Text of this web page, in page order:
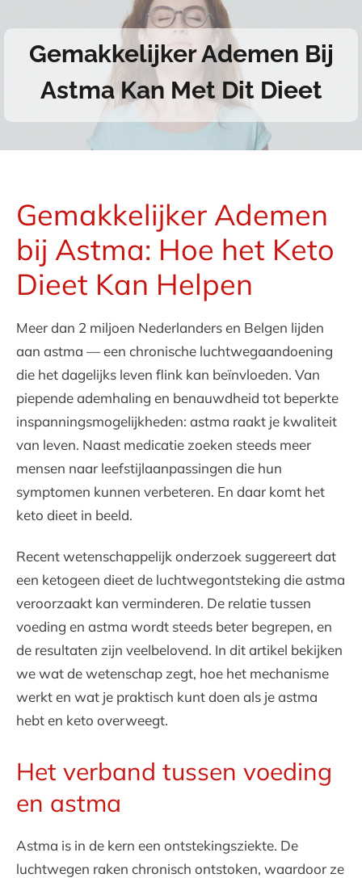
Gemakkelijker Ademen Bij
Astma Kan Met Dit Dieet
Gemakkelijker Ademen
bij Astma: Hoe het Keto
Dieet Kan Helpen
Meer dan 2 miljoen Nederlanders en Belgen lijden
aan astma — een chronische luchtwegaandoening
die het dagelijks leven flink kan beïnvloeden. Van
piepende ademhaling en benauwdheid tot beperkte
inspanningsmogelijkheden: astma raakt je kwaliteit
van leven. Naast medicatie zoeken steeds meer
mensen naar leefstijlaanpassingen die hun
symptomen kunnen verbeteren. En daar komt het
keto dieet in beeld.
Recent wetenschappelijk onderzoek suggereert dat
een ketogeen dieet de luchtwegontsteking die astma
veroorzaakt kan verminderen. De relatie tussen
voeding en astma wordt steeds beter begrepen, en
de resultaten zijn veelbelovend. In dit artikel bekijken
we wat de wetenschap zegt, hoe het mechanisme
werkt en wat je praktisch kunt doen als je astma
hebt en keto overweegt.
Het verband tussen voeding
en astma
Astma is in de kern een ontstekingsziekte. De
luchtwegen raken chronisch ontstoken, waardoor ze